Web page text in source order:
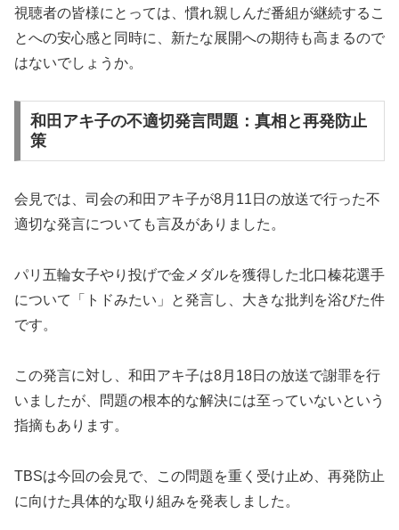
視聴者の皆様にとっては、慣れ親しんだ番組が継続するこ
とへの安心感と同時に、新たな展開への期待も高まるので
はないでしょうか。
和田アキ子の不適切発言問題：真相と再発防止
策
会見では、司会の和田アキ子が8月11日の放送で行った不
適切な発言についても言及がありました。
パリ五輪女子やり投げで金メダルを獲得した北口榛花選手
について「トドみたい」と発言し、大きな批判を浴びた件
です。
この発言に対し、和田アキ子は8月18日の放送で謝罪を行
いましたが、問題の根本的な解決には至っていないという
指摘もあります。
TBSは今回の会見で、この問題を重く受け止め、再発防止
に向けた具体的な取り組みを発表しました。